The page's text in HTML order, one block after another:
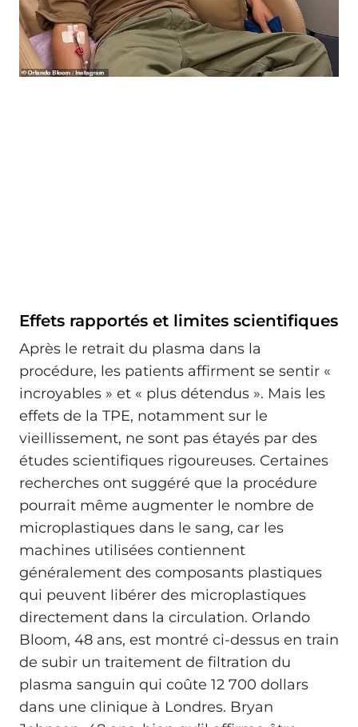
Effets rapportés et limites scientifiques
Après le retrait du plasma dans la
procédure, les patients affirment se sentir «
incroyables » et « plus détendus ». Mais les
effets de la TPE, notamment sur le
vieillissement, ne sont pas étayés par des
études scientifiques rigoureuses. Certaines
recherches ont suggéré que la procédure
pourrait même augmenter le nombre de
microplastiques dans le sang, car les
machines utilisées contiennent
généralement des composants plastiques
qui peuvent libérer des microplastiques
directement dans la circulation. Orlando
Bloom, 48 ans, est montré ci-dessus en train
de subir un traitement de filtration du
plasma sanguin qui coûte 12 700 dollars
dans une clinique à Londres. Bryan